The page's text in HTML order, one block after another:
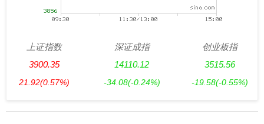
上证指数
3900.35
21.92(0.57%)
深证成指
14110.12
-34.08(-0.24%)
创业板指
3515.56
-19.58(-0.55%)